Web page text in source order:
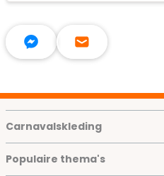
Carnavalskleding
Populaire thema's